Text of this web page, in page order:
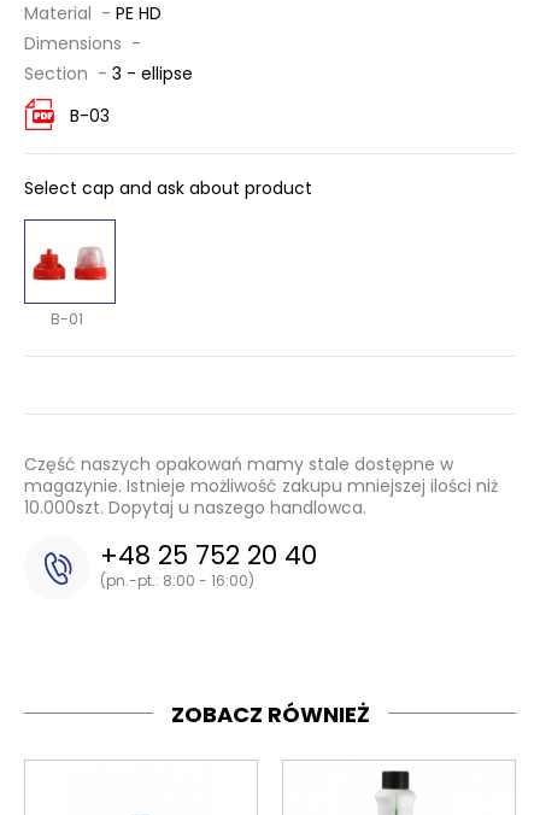
Material - PE HD
Dimensions -
Section - 3 - ellipse
B-03
Select cap and ask about product
B-01
Część naszych opakowań mamy stale dostępne w
magazynie. Istnieje możliwość zakupu mniejszej ilości niż
10.000szt. Dopytaj u naszego handlowca.
+48 25 752 20 40
(pn.-pt.: 8:00 - 16:00)
ZOBACZ RÓWNIEŻ